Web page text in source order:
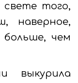
свете того,
наверное,
больше, чем
выкурила